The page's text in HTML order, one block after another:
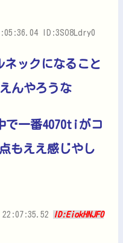
ID:3SO8Ldry0
ネックになること
んやろうな
で一番4070tiがコ
もええ感じやし
ID:EiokHNJF0